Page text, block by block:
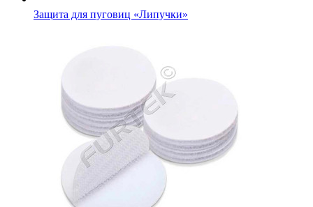
Защита для пуговиц «Липучки»